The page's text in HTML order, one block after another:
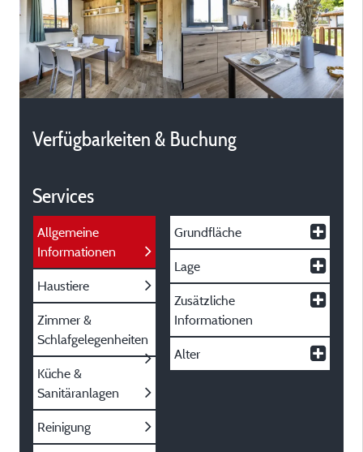
Verfügbarkeiten & Buchung
Services
Allgemeine
Informationen
Haustiere
Zimmer &
Schlafgelegenheiten
Küche &
Sanitäranlagen
Reinigung
Grundfläche
Lage
Zusätzliche
Informationen
Alter